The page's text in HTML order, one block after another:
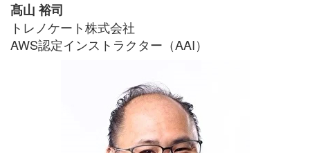
髙山 裕司
トレノケート株式会社
AWS認定インストラクター（AAI）